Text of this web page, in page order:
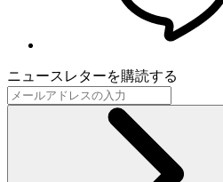
ニュースレターを購読する